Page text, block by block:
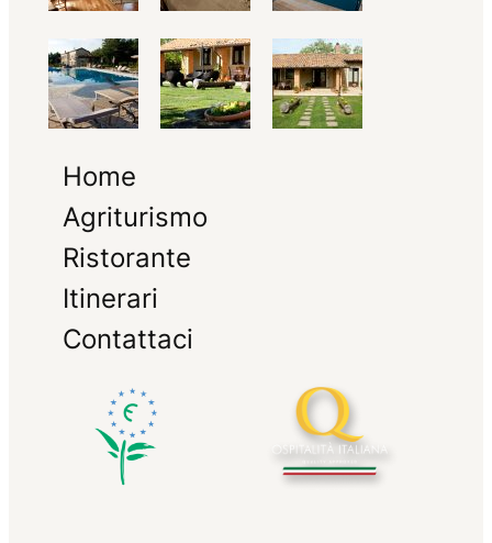
Home
Agriturismo
Ristorante
Itinerari
Contattaci